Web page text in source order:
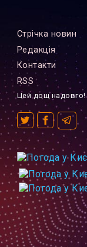
Стрiчка новин
Редакцiя
Контакти
RSS
Цей дощ надовго!